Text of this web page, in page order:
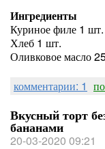
Ингредиенты
Куриное филе 1 шт.
Хлеб 1 шт.
Оливковое масло
комментарии: 1
Вкусный торт
бананами
20-03-2020 09:21